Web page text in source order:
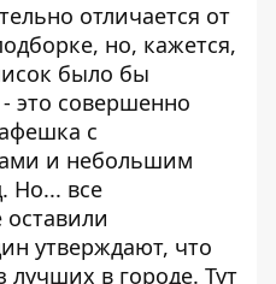
отличается от
но, кажется,
было бы
это совершенно
с
и небольшим
Но... все
утверждают, что
лучших в городе. Тут